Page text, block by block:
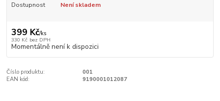
Dostupnost Není skladem
399 Kč/ks
330 Kč bez DPH
Momentálně není k dispozici
Číslo produktu:
001
EAN kód:
9190001012087